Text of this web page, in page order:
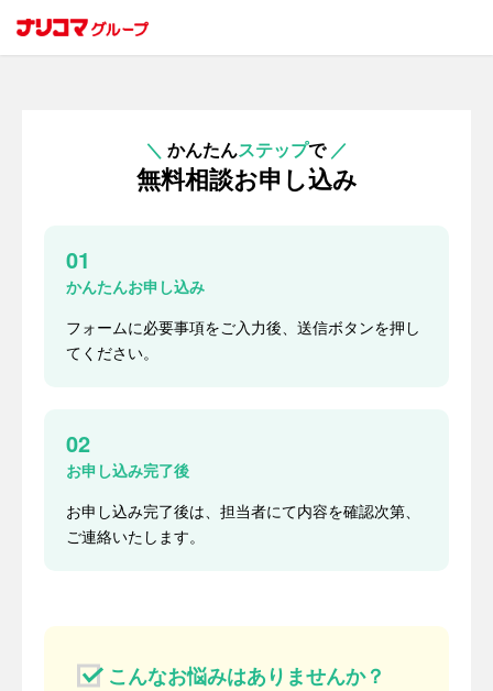
＼ かんたんステップで ／
無料相談お申し込み
01
かんたんお申し込み
フォームに必要事項をご入力後、送信ボタンを押し
てください。
02
お申し込み完了後
お申し込み完了後は、担当者にて内容を確認次第、
ご連絡いたします。
こんなお悩みはありませんか？